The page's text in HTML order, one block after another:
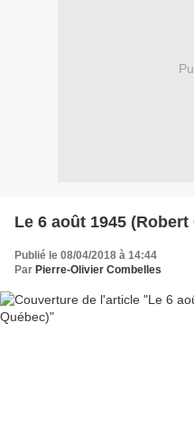
Le 6 août 1945
Publié le 08/04/2018 à 14:44
Par Pierre-Olivier Combelles